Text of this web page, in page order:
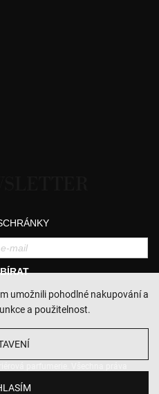
umožnili pohodlné nakupování a
a použitelnost.
sdělení a se zpracováním